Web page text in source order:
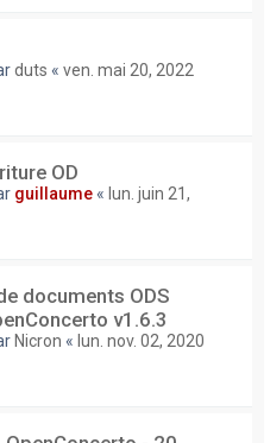
duts « ven. mai 20, 2022
OD
guillaume « lun. juin 21,
documents ODS
v1.6.3
Nicron « lun. nov. 02, 2020